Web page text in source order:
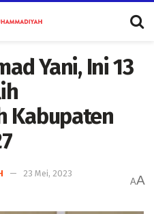
Yani, Ini 13
Kabupaten
23 Mei, 2023
AA